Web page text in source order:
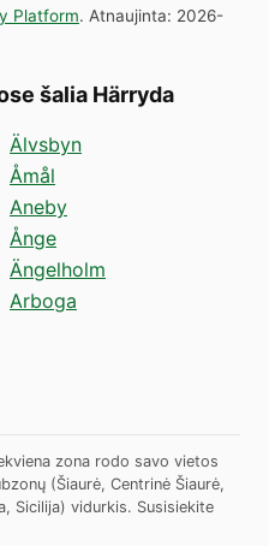
Platform. Atnaujinta: 2026-
šalia Härryda
Älvsbyn
Åmål
Aneby
Ånge
Ängelholm
Arboga
zona rodo savo vietos
(Šiaurė, Centrinė Šiaurė,
Sicilija) vidurkis. Susisiekite